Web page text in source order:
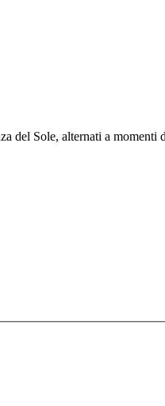
del Sole, alternati a momenti